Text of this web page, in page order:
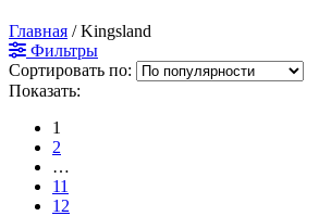
Главная /Kingsland
Фильтры
Сортировать по:
Показать:
1
2
…
11
12